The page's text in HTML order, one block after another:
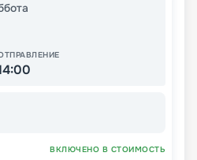
ВКЛЮЧЕНО В СТОИМОСТЬ